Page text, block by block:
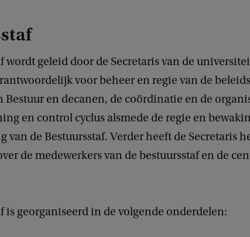
wordt geleid door de Secretaris van de
voor beheer en regie van de
Bestuur en decanen, de coördinatie en de
en control cyclus alsmede de regie en
van de Bestuursstaf. Verder heeft de Secretaris
de medewerkers van de bestuursstaf en de
is georganiseerd in de volgende onderdelen: